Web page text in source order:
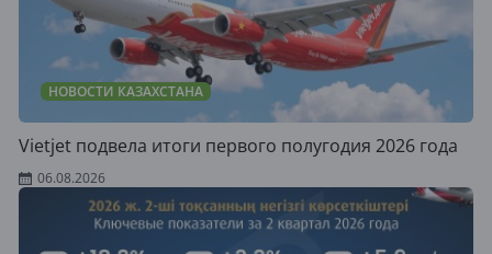
НОВОСТИ КАЗАХСТАНА
Vietjet подвела итоги первого полугодия 2026 года
06.08.2026